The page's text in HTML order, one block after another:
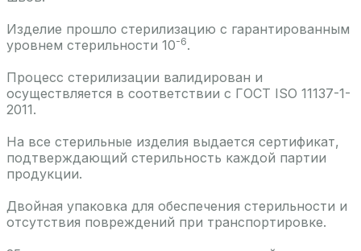
Изделие прошло стерилизацию с гарантированным
уровнем стерильности 10-6.
Процесс стерилизации валидирован и
осуществляется в соответствии с ГОСТ ISO 11137-1-
2011.
На все стерильные изделия выдается сертификат,
подтверждающий стерильность каждой партии
продукции.
Двойная упаковка для обеспечения стерильности и
отсутствия повреждений при транспортировке.